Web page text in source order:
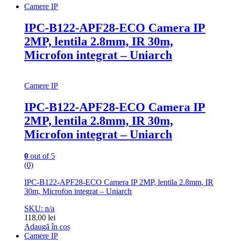
Camere IP
IPC-B122-APF28-ECO Camera IP
2MP, lentila 2.8mm, IR 30m,
Microfon integrat – Uniarch
Camere IP
IPC-B122-APF28-ECO Camera IP
2MP, lentila 2.8mm, IR 30m,
Microfon integrat – Uniarch
0 out of 5
(0)
IPC-B122-APF28-ECO Camera IP 2MP, lentila 2.8mm, IR
30m, Microfon integrat – Uniarch
SKU: n/a
118,00 lei
Adaugă în coș
Camere IP